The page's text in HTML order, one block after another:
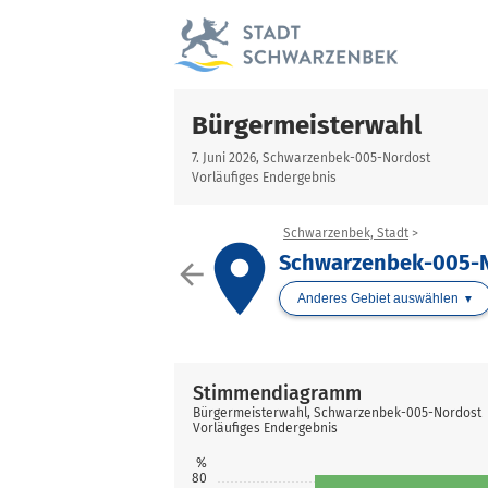
Bürgermeisterwahl
7. Juni 2026, Schwarzenbek-005-Nordost
Vorläufiges Endergebnis
arrow_backplace
Schwarzenbek, Stadt
Schwarzenbek-005-
Anderes Gebiet auswählen
80
%
Stimmendiagramm
Bürgermeisterwahl, Schwarzenbek-005-Nordost
Vorläufiges Endergebnis